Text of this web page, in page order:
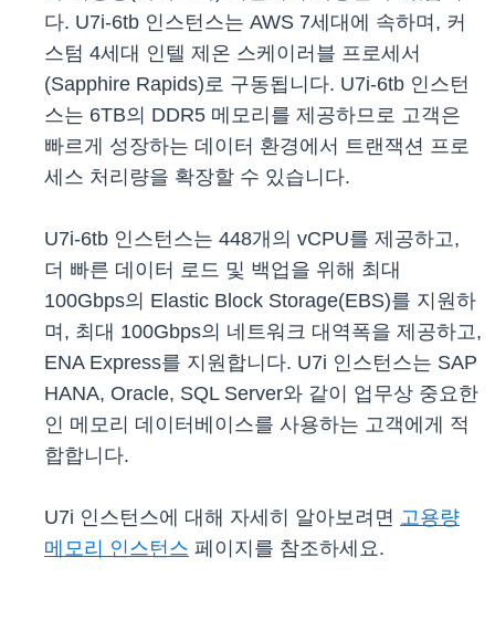
다. U7i-6tb 인스턴스는 AWS 7세대에 속하며, 커
스텀 4세대 인텔 제온 스케이러블 프로세서
(Sapphire Rapids)로 구동됩니다. U7i-6tb 인스턴
스는 6TB의 DDR5 메모리를 제공하므로 고객은
빠르게 성장하는 데이터 환경에서 트랜잭션 프로
세스 처리량을 확장할 수 있습니다.
U7i-6tb 인스턴스는 448개의 vCPU를 제공하고,
더 빠른 데이터 로드 및 백업을 위해 최대
100Gbps의 Elastic Block Storage(EBS)를 지원하
며, 최대 100Gbps의 네트워크 대역폭을 제공하고,
ENA Express를 지원합니다. U7i 인스턴스는 SAP
HANA, Oracle, SQL Server와 같이 업무상 중요한
인 메모리 데이터베이스를 사용하는 고객에게 적
합합니다.
U7i 인스턴스에 대해 자세히 알아보려면 고용량
메모리 인스턴스 페이지를 참조하세요.